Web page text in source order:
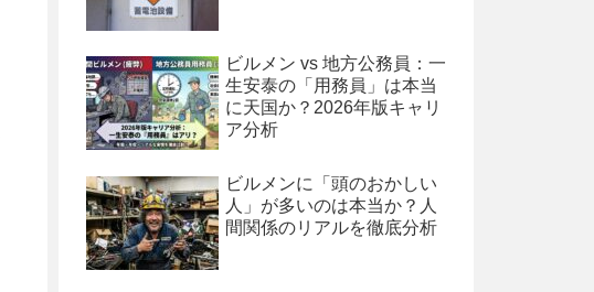
ビルメン vs 地方公務員：一
生安泰の「用務員」は本当
に天国か？2026年版キャリ
ア分析
ビルメンに「頭のおかしい
人」が多いのは本当か？人
間関係のリアルを徹底分析